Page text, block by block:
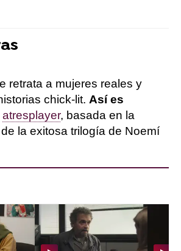
retrata a mujeres reales y
chick-lit. Así es
atresplayer, basada en la
la exitosa trilogía de Noemí